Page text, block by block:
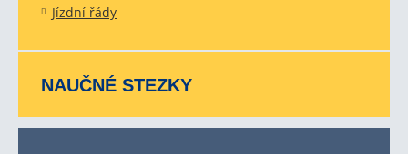
Jízdní řády
NAUČNÉ STEZKY